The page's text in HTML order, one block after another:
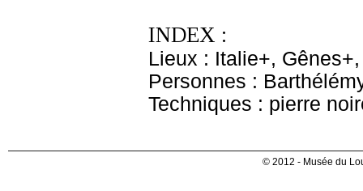
INDEX :
Lieux : Italie+,
Personnes :
Techniques : pierre
© 2012 - Musée du